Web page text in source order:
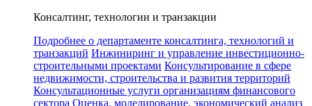
Консалтинг, технологии и транзакции
Подробнее о департаменте консалтинга, технологий и
транзакций Инжиниринг и управление инвестиционно-
строительными проектами Консультирование в сфере
недвижимости, строительства и развития территорий
Консультационные услуги организациям финансового
сектора Оценка, моделирование, экономический анализ